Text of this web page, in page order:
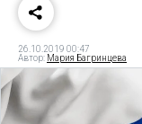
26.10.2019 00:47
Автор: Мария Багринцева